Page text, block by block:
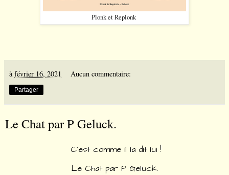
Plonk et Replonk
à février 16, 2021 Aucun commentaire:
Partager
Le Chat par P Geluck.
C'est comme il la dit lui !
Le Chat par P Geluck.